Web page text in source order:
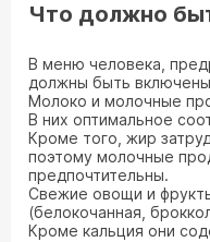
Что должно
В меню человека,
должны быть
Молоко и молочные
В них оптимальное
Кроме того, жир
поэтому молочные
предпочтительны.
Свежие овощи и
(белокочанная,
Кроме кальция они